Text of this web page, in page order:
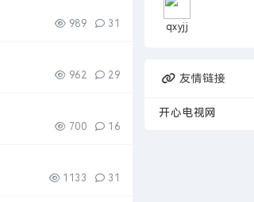
989 31
962 29
700 16
1133 31
qxyjj
友情链接
开心电视网